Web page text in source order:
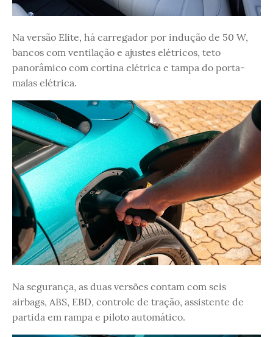
Na versão Elite, há carregador por indução de 50 W,
bancos com ventilação e ajustes elétricos, teto
panorâmico com cortina elétrica e tampa do porta-
malas elétrica.
Na segurança, as duas versões contam com seis
airbags, ABS, EBD, controle de tração, assistente de
partida em rampa e piloto automático.